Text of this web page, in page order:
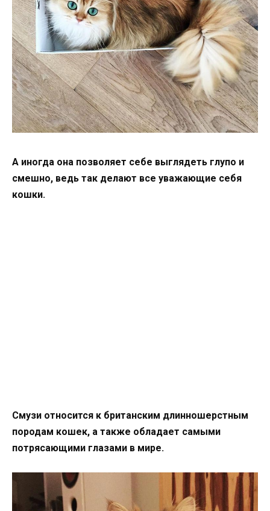
А иногда она позволяет себе выглядеть глупо и
смешно, ведь так делают все уважающие себя
кошки.
Смузи относится к британским длинношерстным
породам кошек, а также обладает самыми
потрясающими глазами в мире.